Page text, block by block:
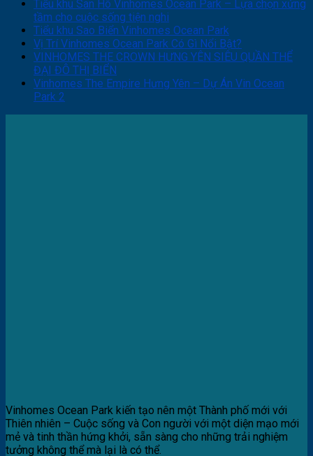
Tiểu khu San Hô Vinhomes Ocean Park – Lựa chọn xứng
tầm cho cuộc sống tiện nghi
Tiểu khu Sao Biển Vinhomes Ocean Park
Vị Trí Vinhomes Ocean Park Có Gì Nổi Bật?
VINHOMES THE CROWN HƯNG YÊN SIÊU QUẦN THỂ
ĐẠI ĐÔ THỊ BIỂN
Vinhomes The Empire Hưng Yên – Dự Án Vin Ocean
Park 2
Vinhomes Ocean Park kiến tạo nên một Thành phố mới với
Thiên nhiên – Cuộc sống và Con người với một diện mạo mới
mẻ và tinh thần hứng khởi, sẵn sàng cho những trải nghiệm
tưởng không thể mà lại là có thể.